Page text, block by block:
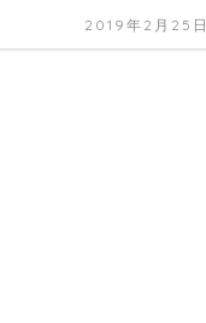
2019年2月25日